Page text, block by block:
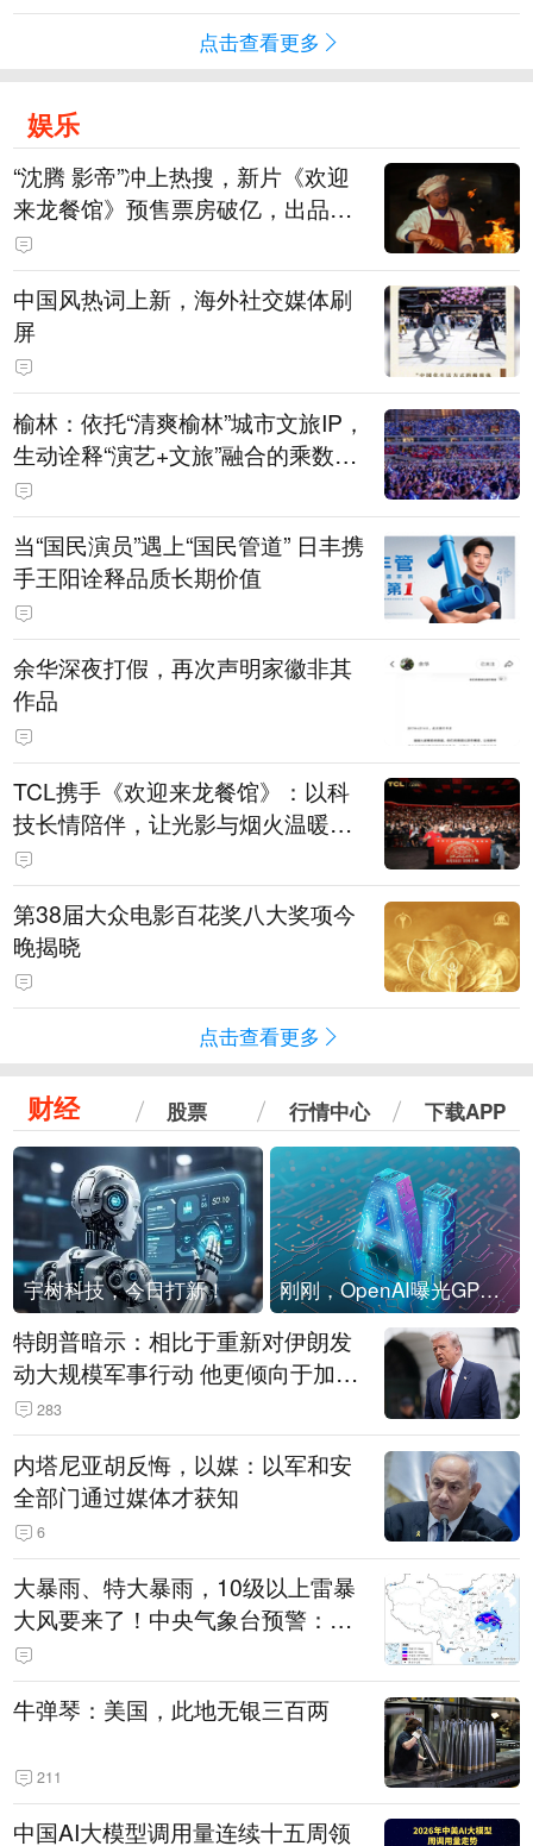
点击查看更多
娱乐
“沈腾 影帝”冲上热搜，新片《欢迎
来龙餐馆》预售票房破亿，出品方
股价大涨！沈腾主演电影票房已破4
15亿元
中国风热词上新，海外社交媒体刷
屏
榆林：依托“清爽榆林”城市文旅IP，
生动诠释“演艺+文旅”融合的乘数效
应
当“国民演员”遇上“国民管道” 日丰携
手王阳诠释品质长期价值
余华深夜打假，再次声明家徽非其
作品
TCL携手《欢迎来龙餐馆》：以科
技长情陪伴，让光影与烟火温暖生
活
第38届大众电影百花奖八大奖项今
晚揭晓
点击查看更多
财经 股票 行情中心 下载APP
宇树科技，今日打新！ 刚刚，OpenAI曝光GPT-6！传10万亿参数，8月强行发布
特朗普暗示：相比于重新对伊朗发
动大规模军事行动 他更倾向于加大
经济施压
283
内塔尼亚胡反悔，以媒：以军和安
全部门通过媒体才获知
6
大暴雨、特大暴雨，10级以上雷暴
大风要来了！中央气象台预警：今
天到明天，浙江、安徽有特大暴雨
牛弹琴：美国，此地无银三百两
211
中国AI大模型调用量连续十五周领